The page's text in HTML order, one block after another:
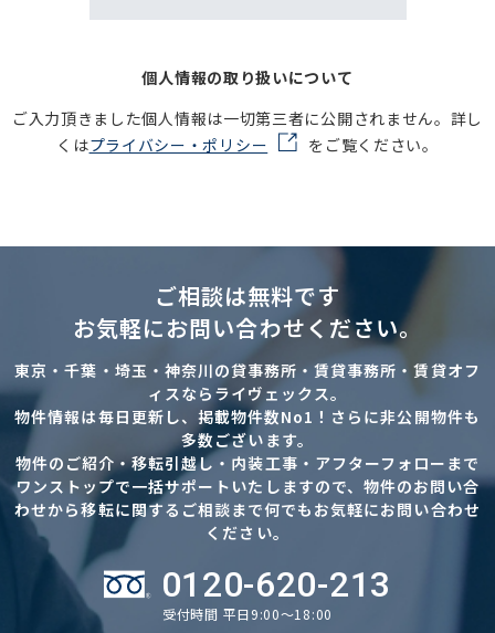
個人情報の取り扱いについて
ご入力頂きました個人情報は一切第三者に公開されません。詳し
くはプライバシー・ポリシー をご覧ください。
ご相談は無料です
お気軽にお問い合わせください。
東京・千葉・埼玉・神奈川の貸事務所・賃貸事務所・賃貸オフ
ィスならライヴェックス。
物件情報は毎日更新し、掲載物件数No1！さらに非公開物件も
多数ございます。
物件のご紹介・移転引越し・内装工事・アフターフォローまで
ワンストップで一括サポートいたしますので、物件のお問い合
わせから移転に関するご相談まで何でもお気軽にお問い合わせ
ください。
0120-620-213
受付時間 平日9:00～18:00